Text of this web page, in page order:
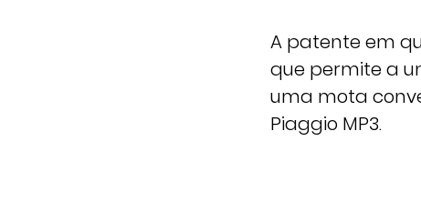
A patente em
que permite a
uma mota
Piaggio MP3.